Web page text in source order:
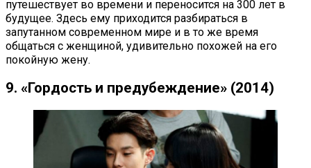
путешествует во времени и переносится на 300 лет в
будущее. Здесь ему приходится разбираться в
запутанном современном мире и в то же время
общаться с женщиной, удивительно похожей на его
покойную жену.
9. «Гордость и предубеждение» (2014)